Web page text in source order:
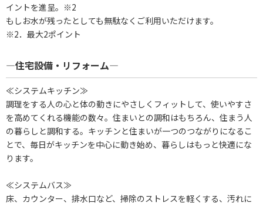
イントを進呈。※2
もしお水が残ったとしても無駄なくご利用いただけます。
※2．最大2ポイント
―住宅設備・リフォーム―
≪システムキッチン≫
調理をする人の心と体の動きにやさしくフィットして、使いやすさ
を高めてくれる機能の数々。住まいとの調和はもちろん、住まう人
の暮らしと調和する。キッチンと住まいが一つのつながりになるこ
とで、毎日がキッチンを中心に動き始め、暮らしはもっと快適にな
ります。
≪システムバス≫
床、カウンター、排水口など、掃除のストレスを軽くする、汚れに